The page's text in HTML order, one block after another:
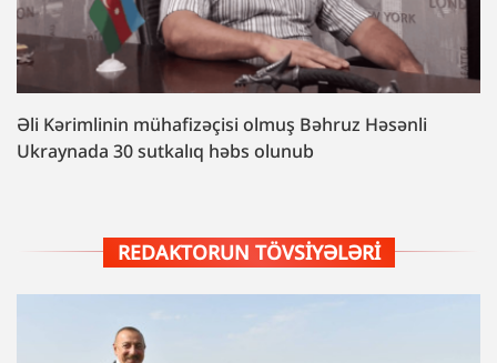
Əli Kərimlinin mühafizəçisi olmuş Bəhruz Həsənli
Ukraynada 30 sutkalıq həbs olunub
REDAKTORUN TÖVSIYƏLƏRI